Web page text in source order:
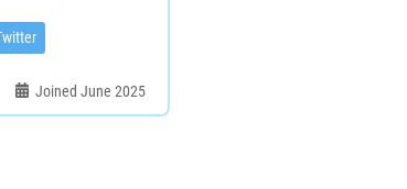
Joined June 2025